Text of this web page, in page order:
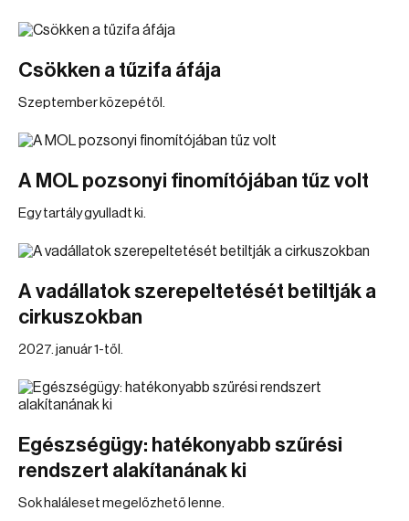
Csökken a tűzifa áfája
Szeptember közepétől.
A MOL pozsonyi finomítójában tűz volt
Egy tartály gyulladt ki.
A vadállatok szerepeltetését betiltják a
cirkuszokban
2027. január 1-től.
Egészségügy: hatékonyabb szűrési
rendszert alakítanának ki
Sok haláleset megelőzhető lenne.